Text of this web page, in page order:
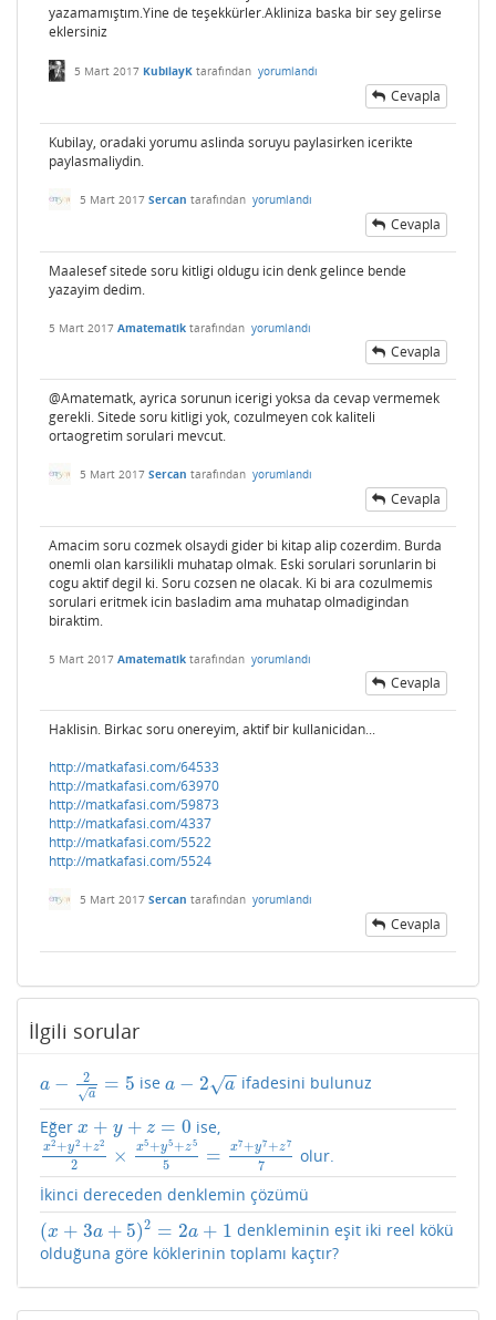
yazamamıştım.Yine de teşekkürler.Akliniza baska bir sey gelirse
eklersiniz
5 Mart 2017 KubilayK tarafından yorumlandı
Cevapla
Kubilay, oradaki yorumu aslinda soruyu paylasirken icerikte
paylasmaliydin.
5 Mart 2017 Sercan tarafından yorumlandı
Cevapla
Maalesef sitede soru kitligi oldugu icin denk gelince bende
yazayim dedim.
5 Mart 2017 Amatematik tarafından yorumlandı
Cevapla
@Amatematk, ayrica sorunun icerigi yoksa da cevap vermemek
gerekli. Sitede soru kitligi yok, cozulmeyen cok kaliteli
ortaogretim sorulari mevcut.
5 Mart 2017 Sercan tarafından yorumlandı
Cevapla
Amacim soru cozmek olsaydi gider bi kitap alip cozerdim. Burda
onemli olan karsilikli muhatap olmak. Eski sorulari sorunlarin bi
cogu aktif degil ki. Soru cozsen ne olacak. Ki bi ara cozulmemis
sorulari eritmek icin basladim ama muhatap olmadigindan
biraktim.
5 Mart 2017 Amatematik tarafından yorumlandı
Cevapla
Haklisin. Birkac soru onereyim, aktif bir kullanicidan...
http://matkafasi.com/64533
http://matkafasi.com/63970
http://matkafasi.com/59873
http://matkafasi.com/4337
http://matkafasi.com/5522
http://matkafasi.com/5524
5 Mart 2017 Sercan tarafından yorumlandı
Cevapla
İlgili sorular
a − 2
a
√ = 5
a−2a =5 isea − 2 a
−
−
√
a−2a ifadesini bulunuz
Eğer x + y + z = 0
x+ y+ z= 0 ise,
x2+y2 +z2
2 × x5+y5+z5
5 = x7+y7+z7
7
x2+y2+z2 2× 5+y5+z55 =x7 +y7+z77
olur.
İkinci dereceden denklemin çözümü
(x + 3a + 5)2 = 2a + 1
(x+ 3a +5)2=2 a+1
denkleminin eşit iki reel kökü
olduğuna göre köklerinin toplamı kaçtır?